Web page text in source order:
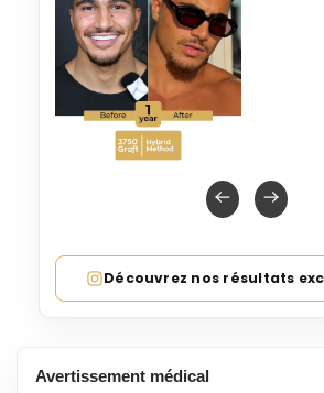
Découvrez nos résultats
Avertissement médical